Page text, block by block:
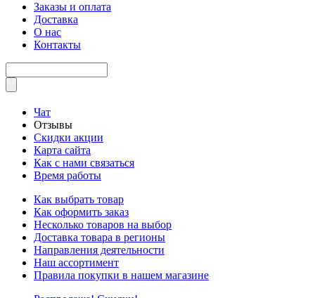
Заказы и оплата
Доставка
О нас
Контакты
Чат
Отзывы
Скидки акции
Карта сайта
Как с нами связаться
Время работы
Как выбрать товар
Как оформить заказ
Несколько товаров на выбор
Доставка товара в регионы
Направления деятельности
Наш ассортимент
Правила покупки в нашем магазине